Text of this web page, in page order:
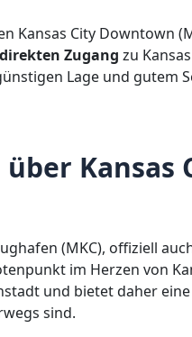
Kansas City Downtown
Zugang zu
Lage und gutem
über Kansas
(MKC), offiziell
im Herzen von
und bietet daher
sind.